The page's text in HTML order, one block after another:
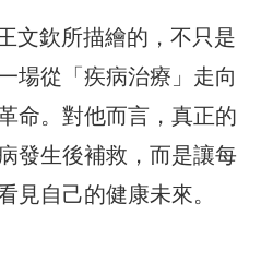
文欽所描繪的，不只是
場從「疾病治療」走向
命。對他而言，真正的
發生後補救，而是讓每
見自己的健康未來。